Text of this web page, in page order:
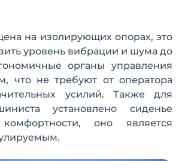
на изолирующих опорах, это
уровень вибрации и шума до
органы управления
что не требуют от оператора
усилий. Также для
установлено сиденье
оно является